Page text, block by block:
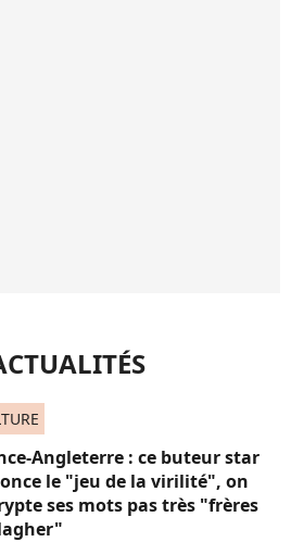
Angleterre : ce buteur star
le "jeu de la virilité", on
ses mots pas très "frères